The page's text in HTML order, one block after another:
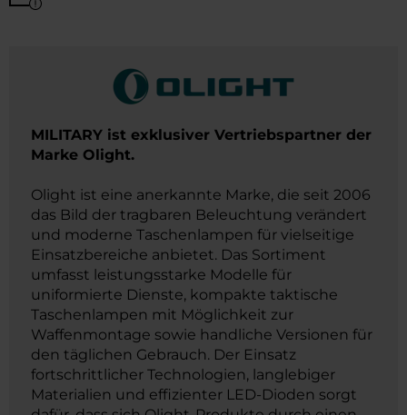
MILITARY ist exklusiver Vertriebspartner der
Marke Olight.
Olight ist eine anerkannte Marke, die seit 2006
das Bild der tragbaren Beleuchtung verändert
und moderne Taschenlampen für vielseitige
Einsatzbereiche anbietet. Das Sortiment
umfasst leistungsstarke Modelle für
uniformierte Dienste, kompakte taktische
Taschenlampen mit Möglichkeit zur
Waffenmontage sowie handliche Versionen für
den täglichen Gebrauch. Der Einsatz
fortschrittlicher Technologien, langlebiger
Materialien und effizienter LED-Dioden sorgt